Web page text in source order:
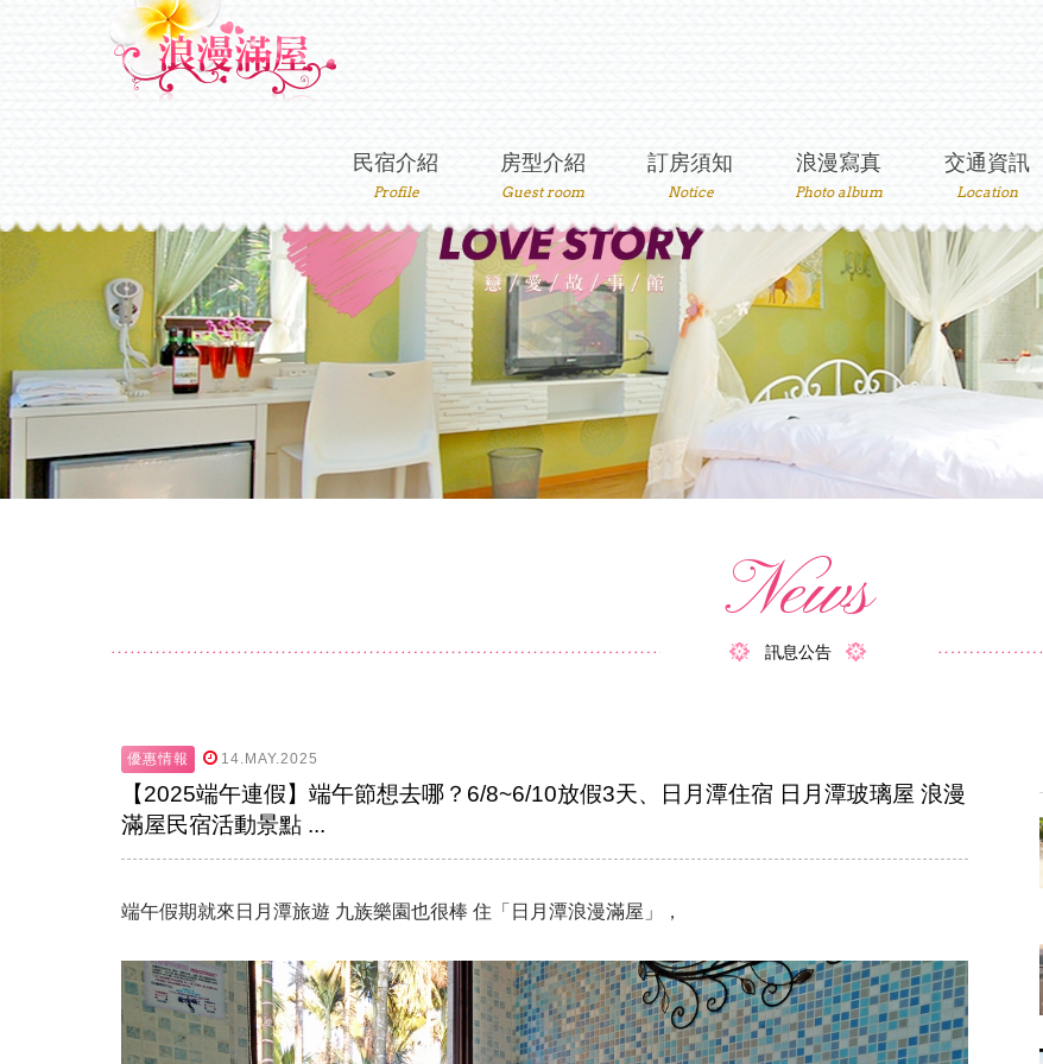
民宿介紹
Profile
房型介紹
Guest room
訂房須知
Notice
浪漫寫真
Photo album
交通資訊
Location
News
訊息公告
優惠情報 14.MAY.2025
【2025端午連假】端午節想去哪？6/8~6/10放假3天、日月潭住宿 日月潭玻璃屋 浪漫
滿屋民宿活動景點 ...
端午假期就來日月潭旅遊 九族樂園也很棒 住「日月潭浪漫滿屋」，